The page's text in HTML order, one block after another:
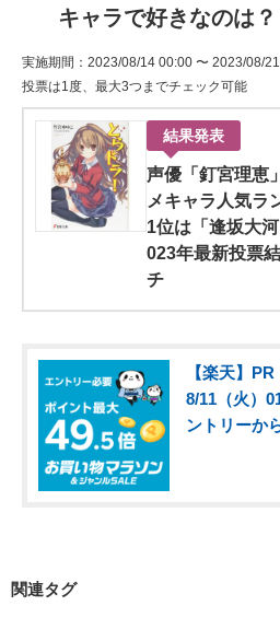
キャラで好きなのは？
実施期間：2023/08/14 00:00 〜 2023/08/
投票は1度、最大3つまでチェック可能
結果発表
声優「釘宮理恵
メキャラ人気
1位は「逢坂大
023年最新投票
チ
【楽天】
8/11（火）
ントリーか
関連タグ